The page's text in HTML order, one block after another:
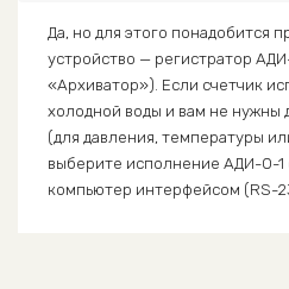
Да, но для этого понадобится
устройство — регистратор
«Архиватор»). Если счетчик
холодной воды и вам не нужны
(для давления, температуры
выберите исполнение АДИ-0-1
компьютер интерфейсом (RS-